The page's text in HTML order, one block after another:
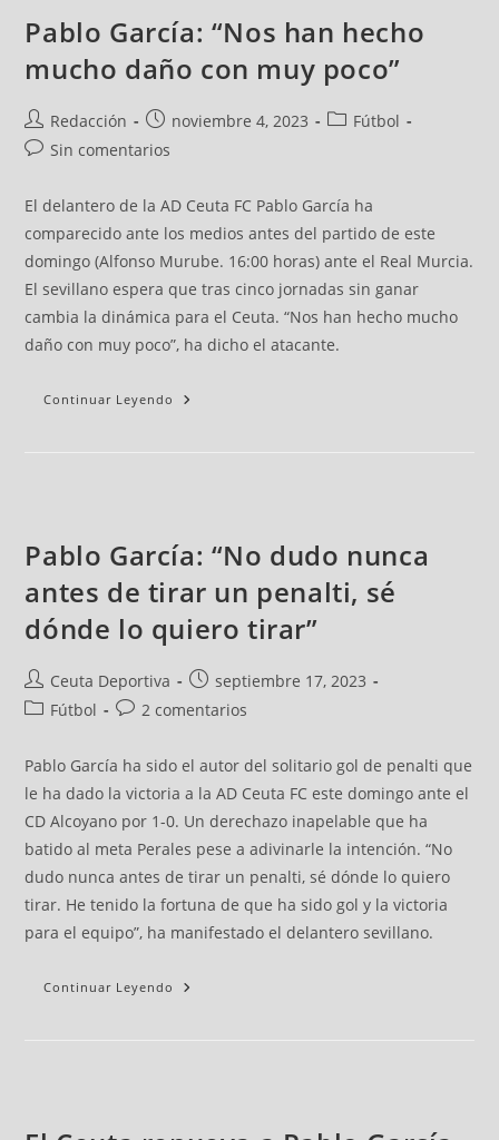
Pablo García: “Nos han hecho
mucho daño con muy poco”
Redacción noviembre 4, 2023
Fútbol
Sin comentarios
El delantero de la AD Ceuta FC Pablo García ha
comparecido ante los medios antes del partido de este
domingo (Alfonso Murube. 16:00 horas) ante el Real Murcia.
El sevillano espera que tras cinco jornadas sin ganar
cambia la dinámica para el Ceuta. “Nos han hecho mucho
daño con muy poco”, ha dicho el atacante.
Continuar Leyendo
Pablo García: “No dudo nunca
antes de tirar un penalti, sé
dónde lo quiero tirar”
Ceuta Deportiva
septiembre 17, 2023
Fútbol
2 comentarios
Pablo García ha sido el autor del solitario gol de penalti que
le ha dado la victoria a la AD Ceuta FC este domingo ante el
CD Alcoyano por 1-0. Un derechazo inapelable que ha
batido al meta Perales pese a adivinarle la intención. “No
dudo nunca antes de tirar un penalti, sé dónde lo quiero
tirar. He tenido la fortuna de que ha sido gol y la victoria
para el equipo”, ha manifestado el delantero sevillano.
Continuar Leyendo